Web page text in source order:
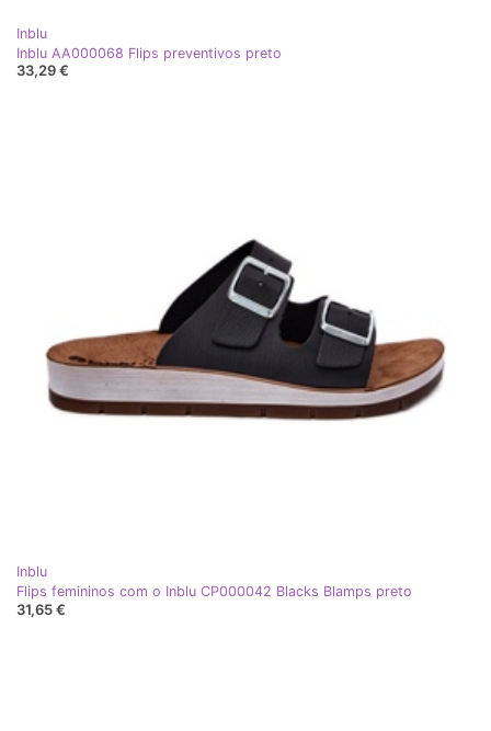
Inblu
Inblu AA000068 Flips preventivos preto
33,29 €
Inblu
Flips femininos com o Inblu CP000042 Blacks Blamps preto
31,65 €